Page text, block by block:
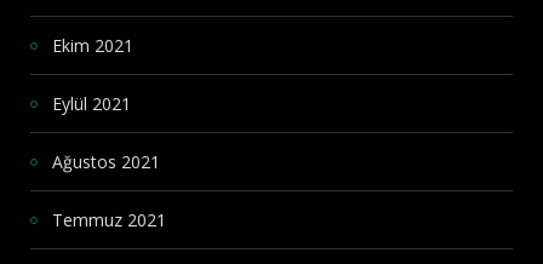
Ekim 2021
Eylül 2021
Ağustos 2021
Temmuz 2021